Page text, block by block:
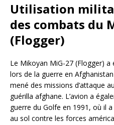
Utilisation
des combats du
(Flogger)
Le Mikoyan MiG-27 (Flogger) a
lors de la guerre en
mené des missions d’attaque
guérilla afghane. L’avion a
guerre du Golfe en 1991, où il
au sol contre les forces